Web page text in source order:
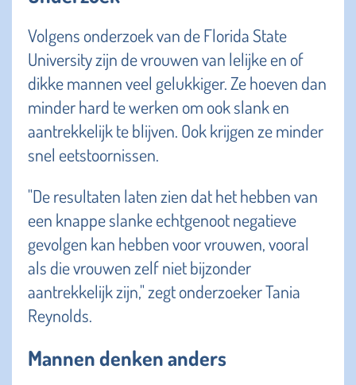
Volgens onderzoek van de Florida State
University zijn de vrouwen van lelijke en of
dikke mannen veel gelukkiger. Ze hoeven dan
minder hard te werken om ook slank en
aantrekkelijk te blijven. Ook krijgen ze minder
snel eetstoornissen.
"De resultaten laten zien dat het hebben van
een knappe slanke echtgenoot negatieve
gevolgen kan hebben voor vrouwen, vooral
als die vrouwen zelf niet bijzonder
aantrekkelijk zijn," zegt onderzoeker Tania
Reynolds.
Mannen denken anders